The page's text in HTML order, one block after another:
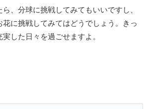
、分球に挑戦してみてもいいですし、
花に挑戦してみてはどうでしょう。きっ
した日々を過ごせますよ。